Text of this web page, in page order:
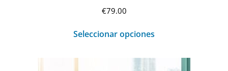
€79.00
Seleccionar opciones